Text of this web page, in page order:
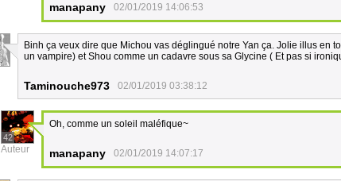
manapany 02/01/2019 14:06:53
Binh ça veux dire que Michou vas déglingué notre Yan ça. Jolie illus en
un vampire) et Shou comme un cadavre sous sa Glycine ( Et pas si
Taminouche973 02/01/2019 03:38:12
42
Auteur
Oh, comme un soleil maléfique~
manapany 02/01/2019 14:07:17